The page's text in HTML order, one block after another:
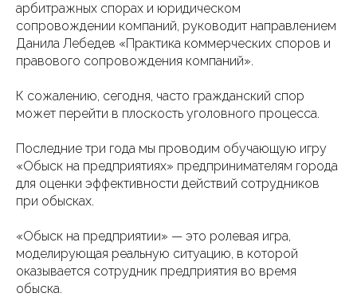
арбитражных спорах и юридическом
сопровождении компаний, руководит направлением
Данила Лебедев «Практика коммерческих споров и
правового сопровождения компаний».
К сожалению, сегодня, часто гражданский спор
может перейти в плоскость уголовного процесса.
Последние три года мы проводим обучающую игру
«Обыск на предприятиях» предпринимателям города
для оценки эффективности действий сотрудников
при обысках.
«Обыск на предприятии» — это ролевая игра,
моделирующая реальную ситуацию, в которой
оказывается сотрудник предприятия во время
обыска.